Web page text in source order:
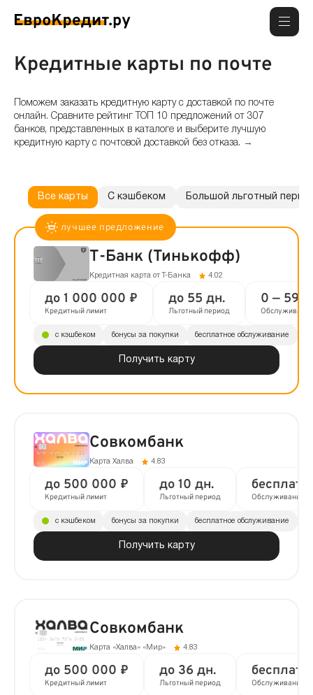
Кредитные карты по почте
Поможем заказать кредитную карту с доставкой по почте
онлайн. Сравните рейтинг ТОП 10 предложений от 307
банков, представленных в каталоге и выберите лучшую
кредитную карту с почтовой доставкой без отказа. →
На самые выгодные кредитные карты с доставкой по почте имеют
льготный период до 120 дней, бесплатное обслуживание и кешбэк до
Где сегодня можно оформить кредитную карту почтой?
На сегодня доступно 10 предложений от 307 банков. Взять и получить
кредитные карты по почте онлайн можно в большинстве крупных и
надежных банков — Т-Банк (Тинькофф), Совкомбанк, Газпромбанк,
Все карты С кэшбеком Большой льготный
Т-Банк (Тинькофф)
Кредитная карта от Т-Банка 4.02
до 1 000 000 ₽
Кредитный лимит
до 55 дн.
Льготный период
0 — 590
Обслуживание
Получить карту
с кэшбеком бонусы за покупки бесплатное обслуживание
Совкомбанк
Карта Халва 4.83
до 500 000 ₽
Кредитный лимит
до 10 дн.
Льготный период Обслуживание
Получить карту
с кэшбеком бонусы за покупки бесплатное обслуживание
Совкомбанк
Карта «Халва» «Мир» 4.83
до 500 000 ₽
Кредитный лимит
до 36 дн.
Льготный период Обслуживание